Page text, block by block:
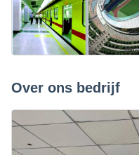
Over ons bedrijf